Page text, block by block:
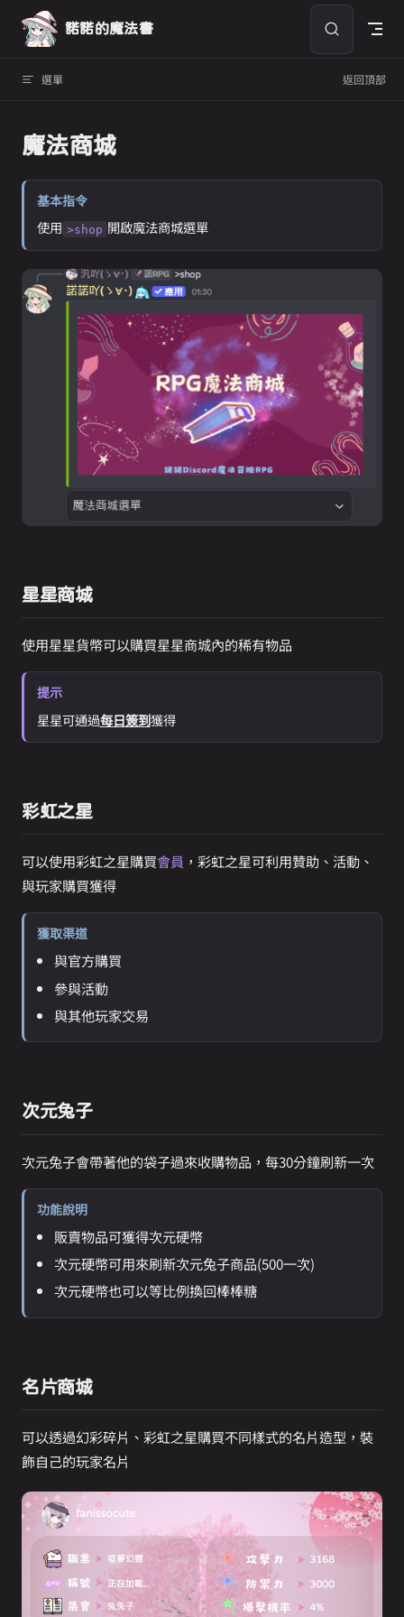
Skip to content諾諾的魔法書
選單 返回頂部
魔法商城
基本指令
使用 >shop 開啟魔法商城選單
星星商城
使用星星貨幣可以購買星星商城內的稀有物品
提示
星星可通過每日簽到獲得
彩虹之星
可以使用彩虹之星購買會員 ，彩虹之星可利用贊助、活動、
與玩家購買獲得
獲取渠道
與官方購買
參與活動
與其他玩家交易
次元兔子
次元兔子會帶著他的袋子過來收購物品，每30分鐘刷新一次
功能說明
販賣物品可獲得次元硬幣
次元硬幣可用來刷新次元兔子商品(500一次)
次元硬幣也可以等比例換回棒棒糖
名片商城
可以透過幻彩碎片、彩虹之星購買不同樣式的名片造型，裝
飾自己的玩家名片